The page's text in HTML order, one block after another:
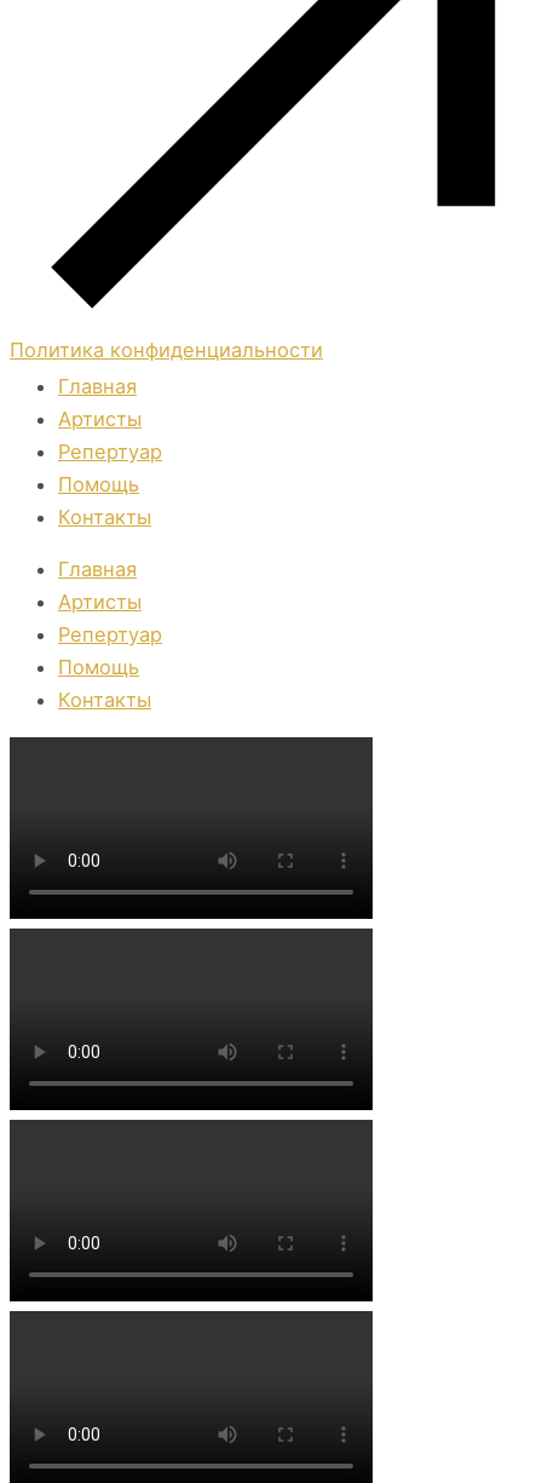
Политика конфиденциальности
Главная
Артисты
Репертуар
Помощь
Контакты
Главная
Артисты
Репертуар
Помощь
Контакты